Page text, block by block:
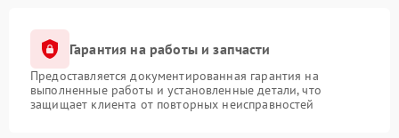
Гарантия на работы и запчасти
Предоставляется документированная гарантия на
выполненные работы и установленные детали, что
защищает клиента от повторных неисправностей